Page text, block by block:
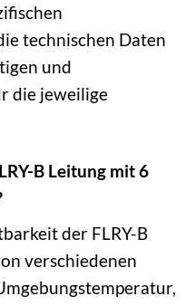
technischen Daten
und
die jeweilige
B Leitung mit 6
der FLRY-B
verschiedenen